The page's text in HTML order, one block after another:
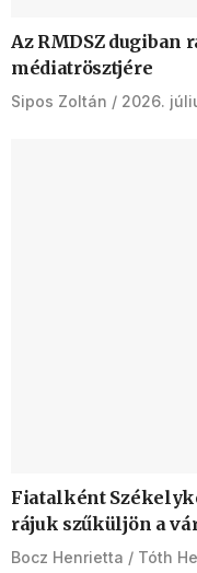
Az RMDSZ dugiban
médiatrösztjére
Sipos Zoltán 2026.
Fiatalként
rájuk szűküljön a
Bocz Henrietta Tóth